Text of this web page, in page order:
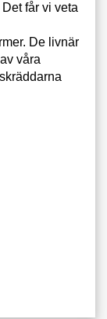
får vi veta
De livnär
våra